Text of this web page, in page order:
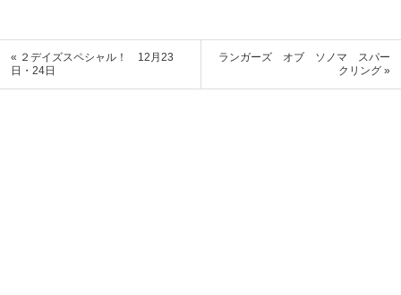
« ２デイズスペシャル！ 12月23
日・24日
ランガーズ オブ ソノマ スパー
クリング »